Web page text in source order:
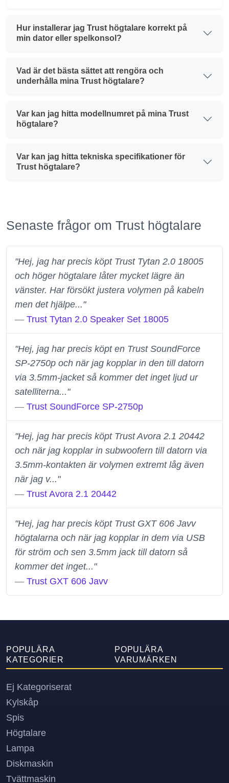
Hur installerar jag Trust högtalare korrekt på
min dator eller spelkonsol?
Vad är det bästa sättet att rengöra och
underhålla mina Trust högtalare?
Var kan jag hitta modellnumret på mina Trust
högtalare?
Var kan jag hitta tekniska specifikationer för
Trust högtalare?
Senaste frågor om Trust högtalare
"Hej, jag har precis köpt Trust Tytan 2.0 18005
och höger högtalare låter mycket lägre än
vänster. Har försökt justera volymen på kabeln
men det hjälpe..."
— Trust Tytan 2.0 Speaker Set 18005
"Hej, jag har precis köpt en Trust SoundForce
SP-2750p och när jag kopplar in den till datorn
via 3.5mm-jacket så kommer det inget ljud ur
satelliterna..."
— Trust SoundForce SP-2750p
"Hej, jag har precis köpt Trust Avora 2.1 20442
och när jag kopplar in subwoofern till datorn via
3.5mm-kontakten är volymen extremt låg även
när jag v..."
— Trust Avora 2.1 20442
"Hej, jag har precis köpt Trust GXT 606 Javv
högtalarna och när jag kopplar in dem via USB
för ström och sen 3.5mm jack till datorn så
kommer det inget..."
— Trust GXT 606 Javv
POPULÄRA
KATEGORIER
Ej Kategoriserat
Kylskåp
Spis
Högtalare
Lampa
Diskmaskin
Tvättmaskin
POPULÄRA
VARUMÄRKEN